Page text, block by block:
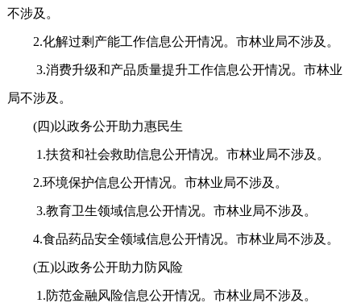
不涉及。
2.化解过剩产能工作信息公开情况。市林业局不涉及。
3.消费升级和产品质量提升工作信息公开情况。市林业
局不涉及。
(四)以政务公开助力惠民生
1.扶贫和社会救助信息公开情况。市林业局不涉及。
2.环境保护信息公开情况。市林业局不涉及。
3.教育卫生领域信息公开情况。市林业局不涉及。
4.食品药品安全领域信息公开情况。市林业局不涉及。
(五)以政务公开助力防风险
1.防范金融风险信息公开情况。市林业局不涉及。